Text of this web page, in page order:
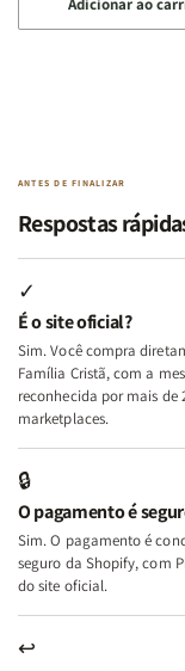
quantidade
de
|
Minhas
Lutas
e
Deus
+
A
Mulher
Lar
de
Eu,
+
A
Adicionar ao
ANTES DE FINALIZAR
Respostas
✓
É o site oficial?
Sim. Você compra
Família Cristã, com a
reconhecida por mais de
marketplaces.
🔒
O pagamento é
Sim. O pagamento é
seguro da Shopify, com
do site oficial.
↩